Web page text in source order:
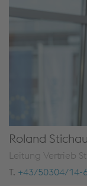
Roland
Leitung Vertrieb
T. +43/50304/14-